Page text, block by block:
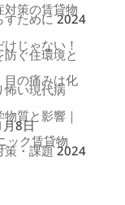
対策の賃貸物
すために 2024
じゃない！
ぐ住環境と
目の痛みは化
怖い現代病
質と影響｜
8日
ック賃貸物
策・課題 2024